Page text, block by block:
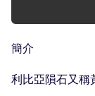
簡介
利比亞隕石又稱